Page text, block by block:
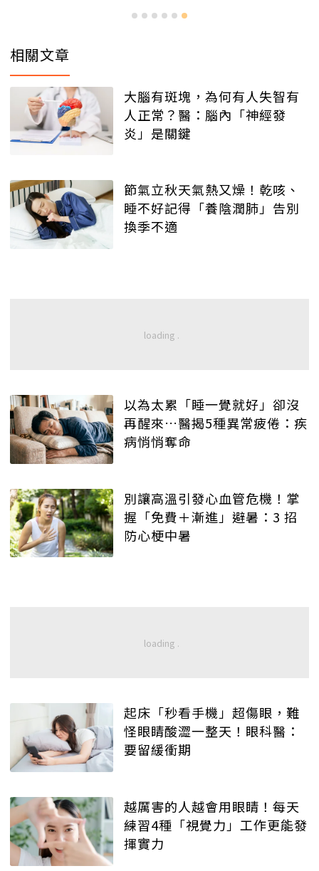
相關文章
大腦有斑塊，為何有人失智有
人正常？醫：腦內「神經發
炎」是關鍵
節氣立秋天氣熱又燥！乾咳、
睡不好記得「養陰潤肺」告別
換季不適
以為太累「睡一覺就好」卻沒
再醒來…醫揭5種異常疲倦：疾
病悄悄奪命
別讓高溫引發心血管危機！掌
握「免費＋漸進」避暑：3 招
防心梗中暑
起床「秒看手機」超傷眼，難
怪眼睛酸澀一整天！眼科醫：
要留緩衝期
越厲害的人越會用眼睛！每天
練習4種「視覺力」工作更能發
揮實力